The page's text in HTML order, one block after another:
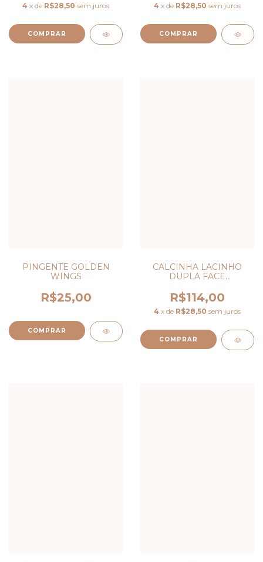
4 x de R$28,50 sem juros
COMPRAR
4 x de R$28,50 sem juros
COMPRAR
PINGENTE GOLDEN
WINGS
R$25,00
CALCINHA LACINHO
DUPLA FACE
SPELL
R$114,00
4 x de R$28,50 sem juros
COMPRAR